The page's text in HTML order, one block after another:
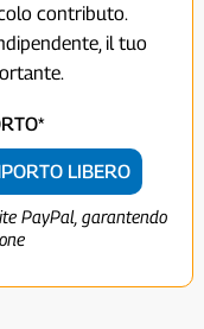
contributo.
il tuo
LIBERO
PayPal, garantendo